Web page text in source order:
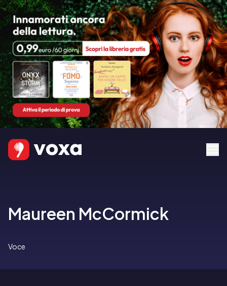
Maureen McCormick
Voce